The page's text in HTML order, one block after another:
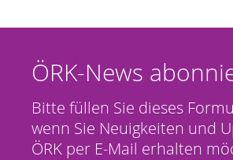
ÖRK-News
Bitte füllen Sie dieses
wenn Sie Neuigkeiten und
ÖRK per E-Mail erhalten